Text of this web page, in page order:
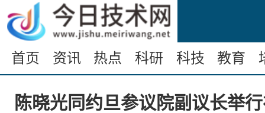
首页 资讯 热点 科研 科技 教育
陈晓光同约旦参议院副议长举